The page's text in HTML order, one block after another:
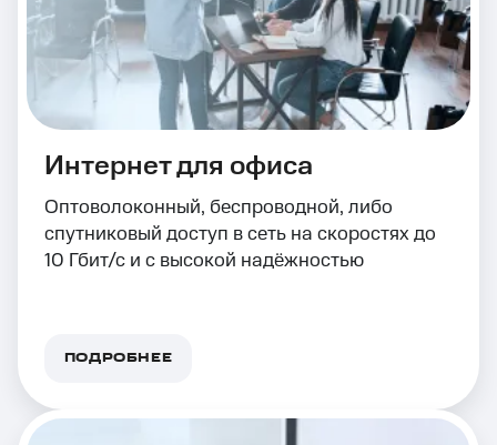
Интернет для офиса
Оптоволоконный, беспроводной, либо
спутниковый доступ в сеть на скоростях до
10 Гбит/с и с высокой надёжностью
ПОДРОБНЕЕ